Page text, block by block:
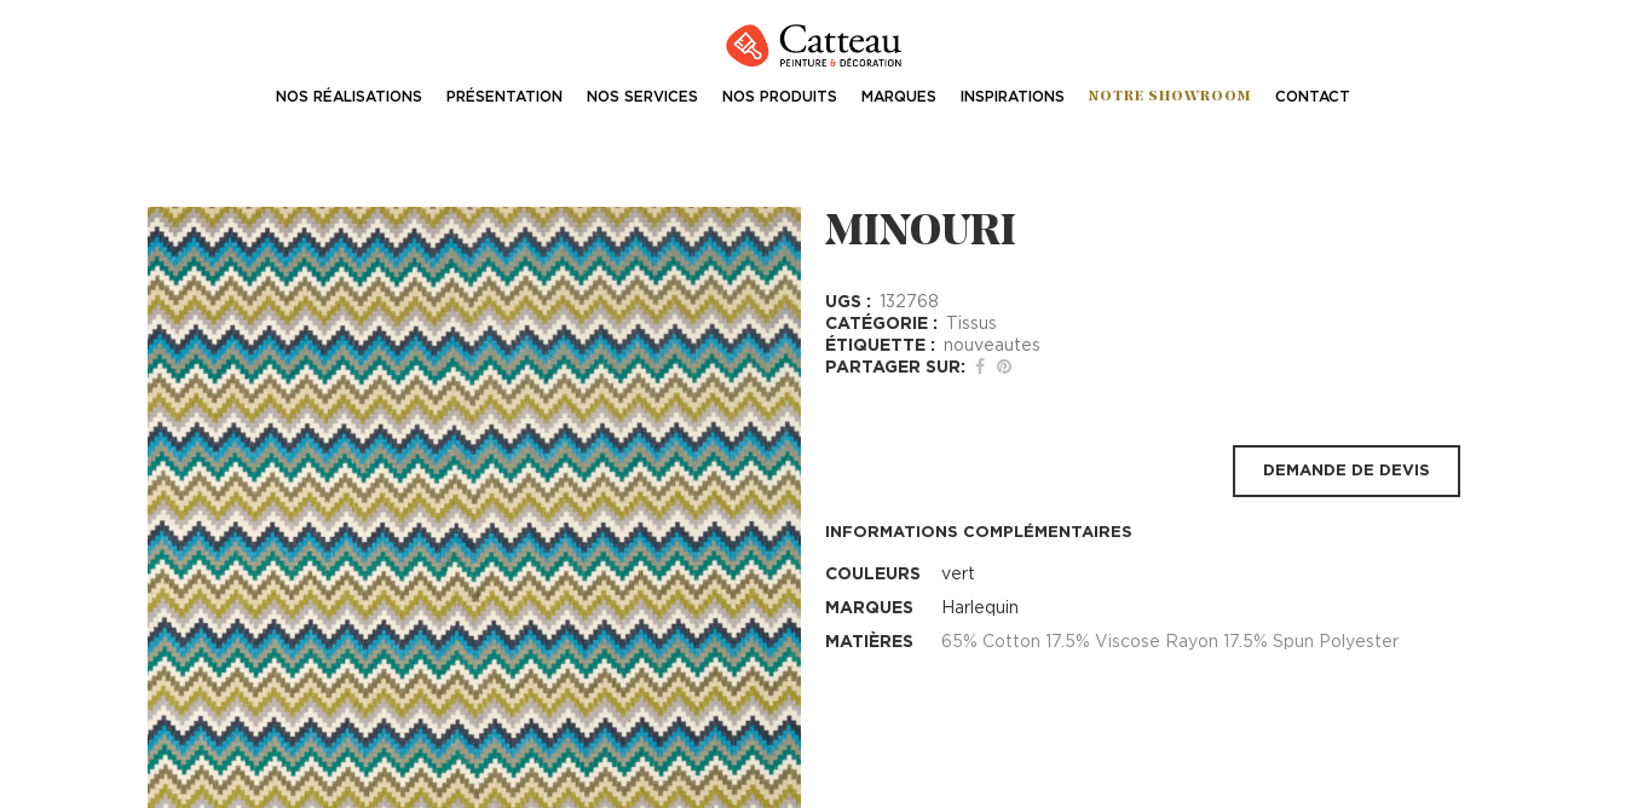
NOS RÉALISATIONS PRÉSENTATION NOS SERVICES NOS PRODUITS MARQUES INSPIRATIONS NOTRE SHOWROOM CONTACT
MINOURI
UGS :
132768
CATÉGORIE :
Tissus
ÉTIQUETTE :
nouveautes
PARTAGER SUR:
DEMANDE DE DEVIS
INFORMATIONS COMPLÉMENTAIRES
COULEURS
vert
MARQUES
Harlequin
MATIÈRES
65% Cotton 17.5% Viscose Rayon 17.5% Spun Polyester